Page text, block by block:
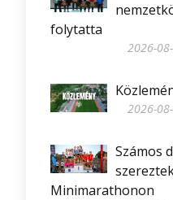
folytatta
2026-
2026-
Számos
Minimarathonon